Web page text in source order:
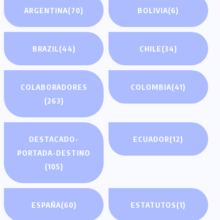
ARGENTINA(70) BOLIVIA(6)
BRAZIL(44) CHILE(34)
COLABORADORES
(263)
COLOMBIA(41)
DESTACADO-
PORTADA-DESTINO
(105)
ECUADOR(12)
ESPAÑA(60) ESTATUTOS(1)